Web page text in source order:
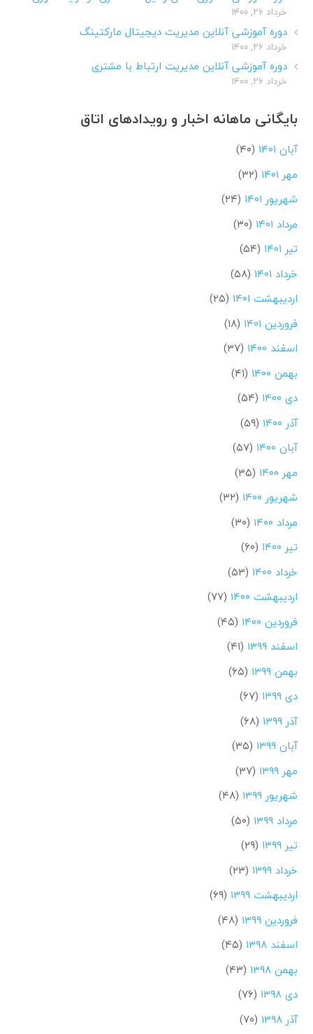
خرداد ۲۶, ۱۴۰۰
دوره آموزشی آنلاین مدیریت دیجیتال مارکتینگ
خرداد ۲۶, ۱۴۰۰
دوره آموزشی آنلاین مدیریت ارتباط با مشتری
خرداد ۲۶, ۱۴۰۰
بایگانی ماهانه اخبار و رویدادهای اتاق
آبان ۱۴۰۱
(۴۰)
مهر ۱۴۰۱
(۳۲)
شهریور ۱۴۰۱
(۲۴)
مرداد ۱۴۰۱
(۳۰)
تیر ۱۴۰۱
(۵۴)
خرداد ۱۴۰۱
(۵۸)
اردیبهشت ۱۴۰۱
(۲۵)
فروردین ۱۴۰۱
(۱۸)
اسفند ۱۴۰۰
(۳۷)
بهمن ۱۴۰۰
(۴۱)
دی ۱۴۰۰
(۵۴)
آذر ۱۴۰۰
(۵۹)
آبان ۱۴۰۰
(۵۷)
مهر ۱۴۰۰
(۳۵)
شهریور ۱۴۰۰
(۳۲)
مرداد ۱۴۰۰
(۳۰)
تیر ۱۴۰۰
(۶۰)
خرداد ۱۴۰۰
(۵۳)
اردیبهشت ۱۴۰۰
(۷۷)
فروردین ۱۴۰۰
(۴۵)
اسفند ۱۳۹۹
(۴۱)
بهمن ۱۳۹۹
(۶۵)
دی ۱۳۹۹
(۶۷)
آذر ۱۳۹۹
(۶۸)
آبان ۱۳۹۹
(۳۵)
مهر ۱۳۹۹
(۳۷)
شهریور ۱۳۹۹
(۴۸)
مرداد ۱۳۹۹
(۵۰)
تیر ۱۳۹۹
(۲۹)
خرداد ۱۳۹۹
(۲۳)
اردیبهشت ۱۳۹۹
(۶۹)
فروردین ۱۳۹۹
(۴۸)
اسفند ۱۳۹۸
(۴۵)
بهمن ۱۳۹۸
(۴۳)
دی ۱۳۹۸
(۷۶)
آذر ۱۳۹۸
(۷۰)